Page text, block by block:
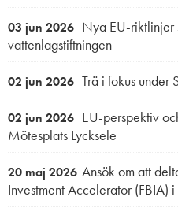
03 jun 2026 Nya EU-riktlinjer
vattenlagstiftningen
02 jun 2026 Trä i fokus
02 jun 2026 EU-perspektiv
Mötesplats Lycksele
20 maj 2026 Ansök om att
Investment Accelerator (FBIA)